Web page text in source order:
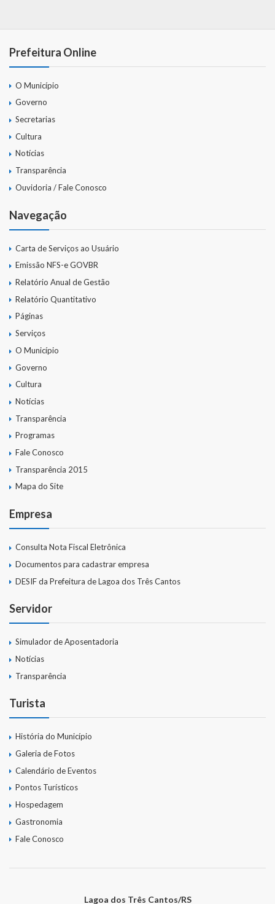
Prefeitura Online
O Município
Governo
Secretarias
Cultura
Notícias
Transparência
Ouvidoria / Fale Conosco
Navegação
Carta de Serviços ao Usuário
Emissão NFS-e GOVBR
Relatório Anual de Gestão
Relatório Quantitativo
Páginas
Serviços
O Município
Governo
Cultura
Notícias
Transparência
Programas
Fale Conosco
Transparência 2015
Mapa do Site
Empresa
Consulta Nota Fiscal Eletrônica
Documentos para cadastrar empresa
DESIF da Prefeitura de Lagoa dos Três Cantos
Servidor
Simulador de Aposentadoria
Notícias
Transparência
Turista
História do Município
Galeria de Fotos
Calendário de Eventos
Pontos Turísticos
Hospedagem
Gastronomia
Fale Conosco
Lagoa dos Três Cantos/RS